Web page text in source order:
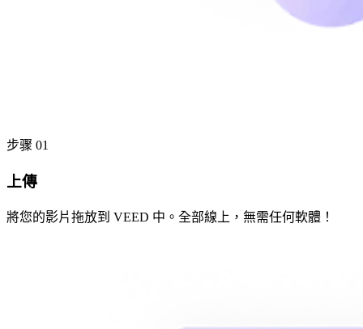
步骤 01
上傳
將您的影片拖放到 VEED 中。全部線上，無需任何軟體！